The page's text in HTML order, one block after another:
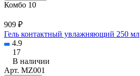
Комбо 10
909 ₽
Гель контактный увлажняющий 250 мл
4.9
17
В наличии
Арт. MZ001